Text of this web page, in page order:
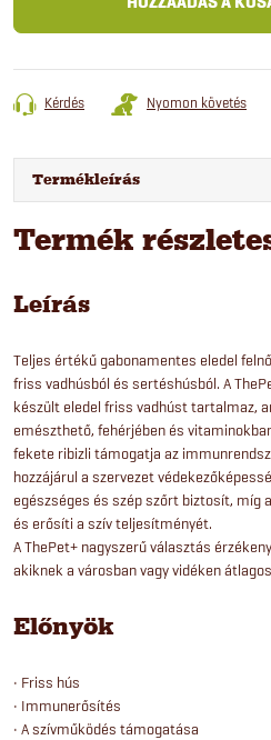
Kérdés Nyomon követés
Termékleírás
Termék
Leírás
Teljes értékű gabonamentes eledel
friss vadhúsból és sertéshúsból. A
készült eledel friss vadhúst tartalmaz,
emészthető, fehérjében és
fekete ribizli támogatja az
hozzájárul a szervezet
egészséges és szép szőrt biztosít, míg
és erősíti a szív teljesítményét.
A ThePet+ nagyszerű választás
akiknek a városban vagy vidéken
Előnyök
• Friss hús
• Immunerősítés
• A szívműködés támogatása